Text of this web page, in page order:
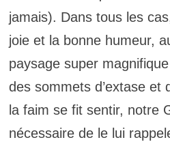
jamais). Dans tous les
joie et la bonne humeur,
paysage super
des sommets d’extase et
la faim se fit sentir, notre
nécessaire de le lui